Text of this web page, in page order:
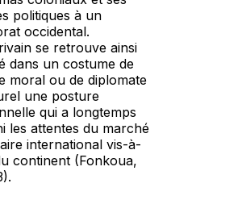
politiques à un
occidental.
se retrouve ainsi
dans un costume de
moral ou de diplomate
une posture
qui a longtemps
les attentes du marché
international vis-à-
continent (Fonkoua,